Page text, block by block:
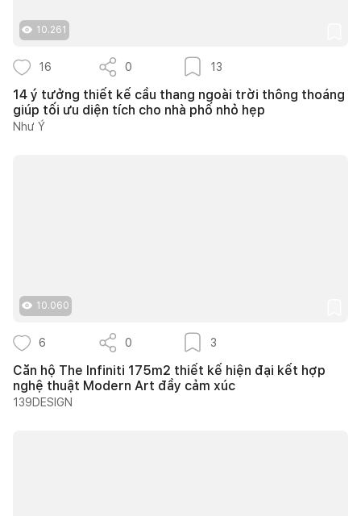
10.261
16 0 13
14 ý tưởng thiết kế cầu thang ngoài trời thông thoáng
giúp tối ưu diện tích cho nhà phố nhỏ hẹp
Như Ý
10.060
6 0 3
Căn hộ The Infiniti 175m2 thiết kế hiện đại kết hợp
nghệ thuật Modern Art đầy cảm xúc
139DESIGN